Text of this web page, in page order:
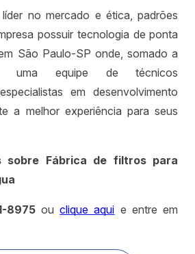
no mercado e ética, padrões
possuir tecnologia de ponta
São Paulo-SP onde, somado a
uma equipe de técnicos
em desenvolvimento
a melhor experiência para seus
sobre Fábrica de filtros para
8975ouclique aqui e entre em